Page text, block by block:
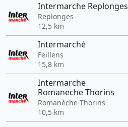
Intermarche Replonges
Replonges
12,5 km
Intermarché
Feillens
15,8 km
Intermarche
Romaneche Thorins
Romanèche-Thorins
10,5 km